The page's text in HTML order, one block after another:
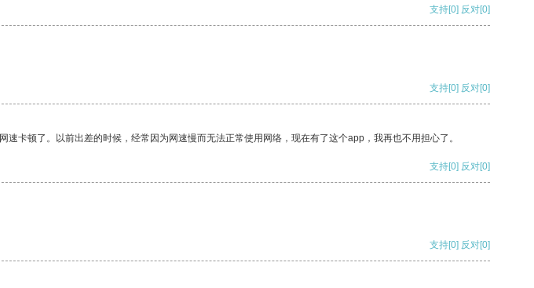
支持[0] 反对[0]
支持[0] 反对[0]
卡顿了。以前出差的时候，经常因为网速慢而无法正常使用网络，现在有了这个app，我再也不用担心了。
支持[0] 反对[0]
支持[0] 反对[0]